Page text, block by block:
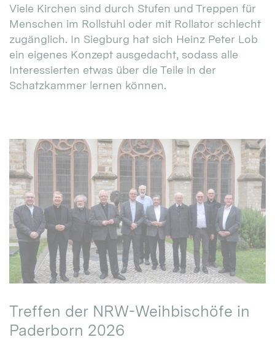
Viele Kirchen sind durch Stufen und Treppen für
Menschen im Rollstuhl oder mit Rollator schlecht
zugänglich. In Siegburg hat sich Heinz Peter Lob
ein eigenes Konzept ausgedacht, sodass alle
Interessierten etwas über die Teile in der
Schatzkammer lernen können.
Treffen der NRW-Weihbischöfe in
Paderborn 2026